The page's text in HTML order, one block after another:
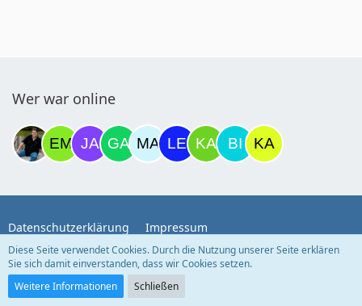
Wer war online
Datenschutzerklärung Impressum
Community-Software:
Diese Seite verwendet Cookies. Durch die Nutzung unserer Seite erklären
Sie sich damit einverstanden, dass wir Cookies setzen.
Weitere Informationen
Schließen